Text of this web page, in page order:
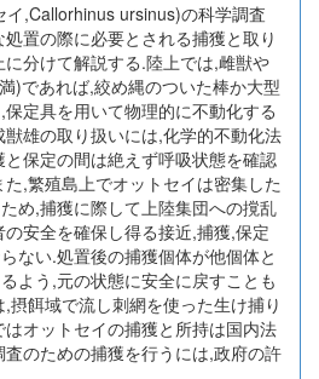
イ,Callorhinus ursinus)の科学調査
置の際に必要とされる捕獲と取り
分けて解説する.陸上では,雌獣や
)であれば,絞め縄のついた棒か大型
定具を用いて物理的に不動化する
雄の取り扱いには,化学的不動化法
保定の間は絶えず呼吸状態を確認
,繁殖島上でオットセイは密集した
め,捕獲に際して上陸集団への撹乱
安全を確保し得る接近,捕獲,保定
ない.処置後の捕獲個体が他個体と
よう,元の状態に安全に戻すことも
摂餌域で流し刺網を使った生け捕り
オットセイの捕獲と所持は国内法
のための捕獲を行うには,政府の許